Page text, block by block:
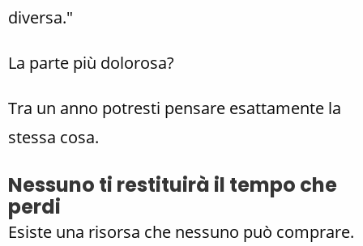
diversa."
La parte più dolorosa?
Tra un anno potresti pensare esattamente la
stessa cosa.
Nessuno ti restituirà il tempo che
perdi
Esiste una risorsa che nessuno può comprare.